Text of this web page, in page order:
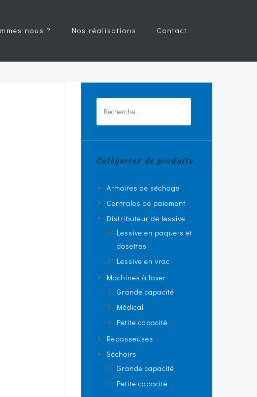
nous ? Nos réalisations Contact
Catégories de produits
Armoires de séchage
Centrales de paiement
Distributeur de lessive
Lessive en paquets et
dosettes
Lessive en vrac
Machines à laver
Grande capacité
Médical
Petite capacité
Repasseuses
Séchoirs
Grande capacité
Petite capacité